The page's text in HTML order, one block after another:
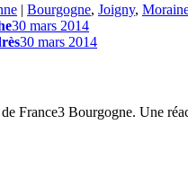
| Bourgogne, Joigny,
30 mars 2014
30 mars 2014
France3 Bourgogne. Une